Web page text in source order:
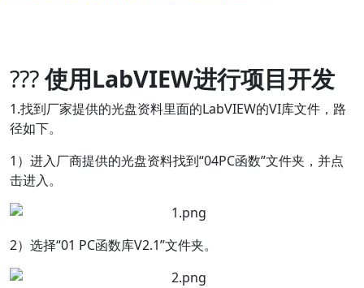
???使用LabVIEW进行项目开发
1.找到厂家提供的光盘资料里面的LabVIEW的VI库文件，路
径如下。
1）进入厂商提供的光盘资料找到“04PC函数”文件夹，并点
击进入。
2）选择“01 PC函数库V2.1”文件夹。